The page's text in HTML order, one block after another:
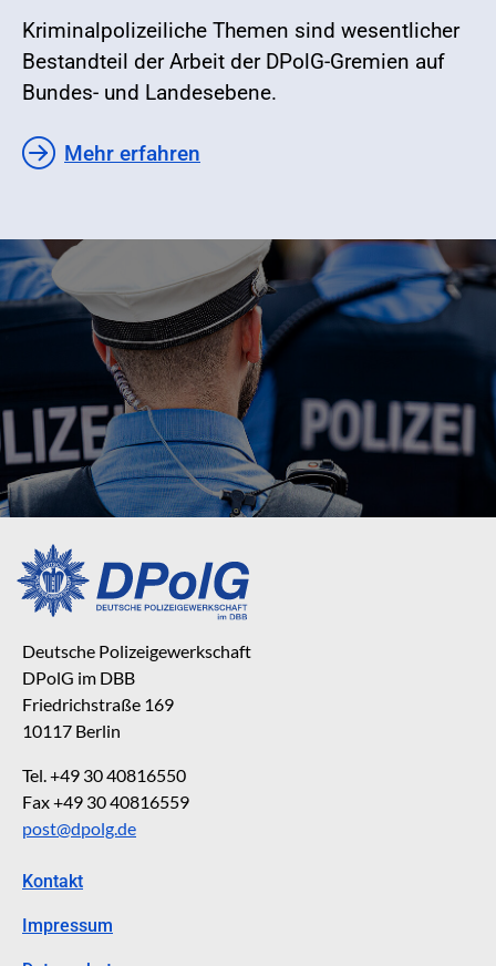
Kriminalpolizeiliche Themen sind wesentlicher
Bestandteil der Arbeit der DPolG-Gremien auf
Bundes- und Landesebene.
Mehr erfahren
Deutsche Polizeigewerkschaft
DPolG im DBB
Friedrichstraße 169
10117 Berlin
Tel. +49 30 40816550
Fax +49 30 40816559
post@dpolg.de
Kontakt
Impressum